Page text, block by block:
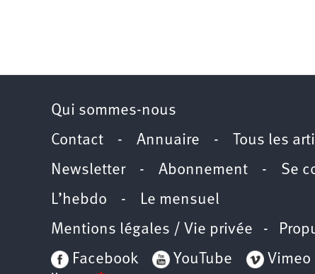
Qui sommes-nous
Contact - Annuaire - Tous les
Newsletter- Abonnement - Se
L’hebdo - Le mensuel
Mentions légales / Vie privée -
Facebook
YouTube Vimeo